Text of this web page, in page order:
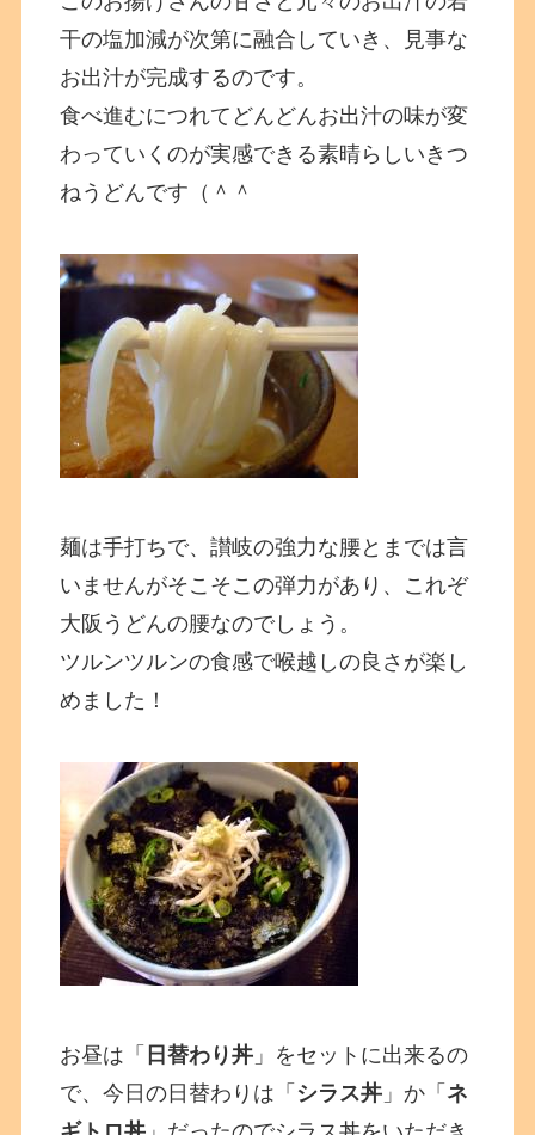
干の塩加減が次第に融合していき、見事な
お出汁が完成するのです。
食べ進むにつれてどんどんお出汁の味が変
わっていくのが実感できる素晴らしいきつ
ねうどんです（＾＾
麺は手打ちで、讃岐の強力な腰とまでは言
いませんがそこそこの弾力があり、これぞ
大阪うどんの腰なのでしょう。
ツルンツルンの食感で喉越しの良さが楽し
めました！
お昼は「 日替わり丼 」をセットに出来るの
で、今日の日替わりは「 シラス丼 」か「 ネ